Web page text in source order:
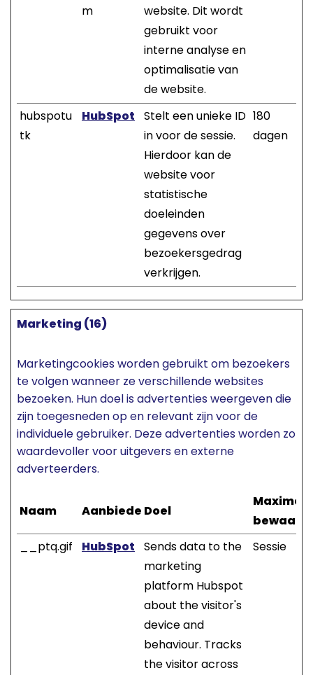
m
website. Dit wordt
gebruikt voor
interne analyse en
optimalisatie van
de website.
hubspotu
tk
HubSpot
Stelt een unieke ID
in voor de sessie.
Hierdoor kan de
website voor
statistische
doeleinden
gegevens over
bezoekersgedrag
verkrijgen.
180
dagen
Marketing (16)
Marketingcookies worden gebruikt om bezoekers
te volgen wanneer ze verschillende websites
bezoeken. Hun doel is advertenties weergeven die
zijn toegesneden op en relevant zijn voor de
individuele gebruiker. Deze advertenties worden zo
waardevoller voor uitgevers en externe
adverteerders.
Naam AanbiederDoel
Maximale
__ptq.gif
HubSpot
Sends data to the
marketing
platform Hubspot
about the visitor's
device and
behaviour. Tracks
the visitor across
Sessie